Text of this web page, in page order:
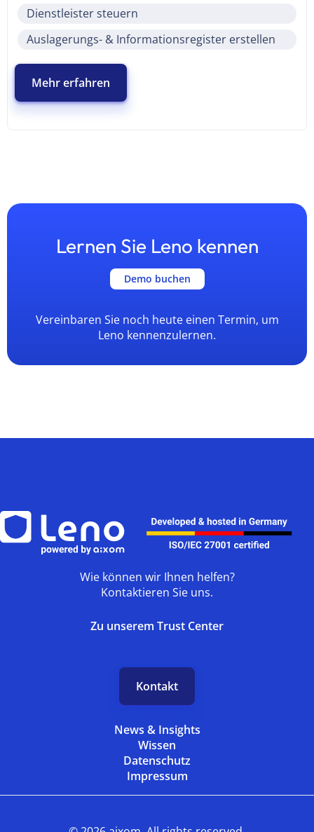
Dienstleister steuern
Auslagerungs- & Informationsregister erstellen
Mehr erfahren
Lernen Sie Leno kennen
Demo buchen
Vereinbaren Sie noch heute einen Termin, um
Leno kennenzulernen.
Wie können wir Ihnen helfen?
Kontaktieren Sie uns.
Zu unserem Trust Center
Kontakt
News & Insights
Wissen
Datenschutz
Impressum